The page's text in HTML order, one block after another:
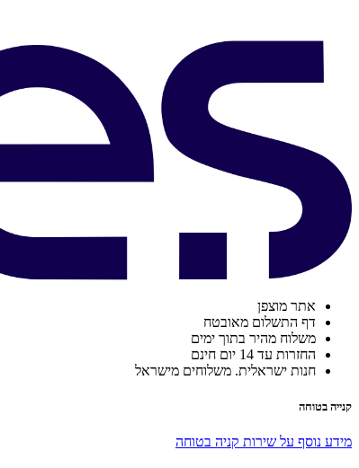
אתר מוצפן
דף התשלום מאובטח
משלוח מהיר בתוך ימים
החזרות עד 14 יום חינם
חנות ישראלית. משלוחים מישראל
קנייה בטוחה
מידע נוסף על שירות קניה בטוחה